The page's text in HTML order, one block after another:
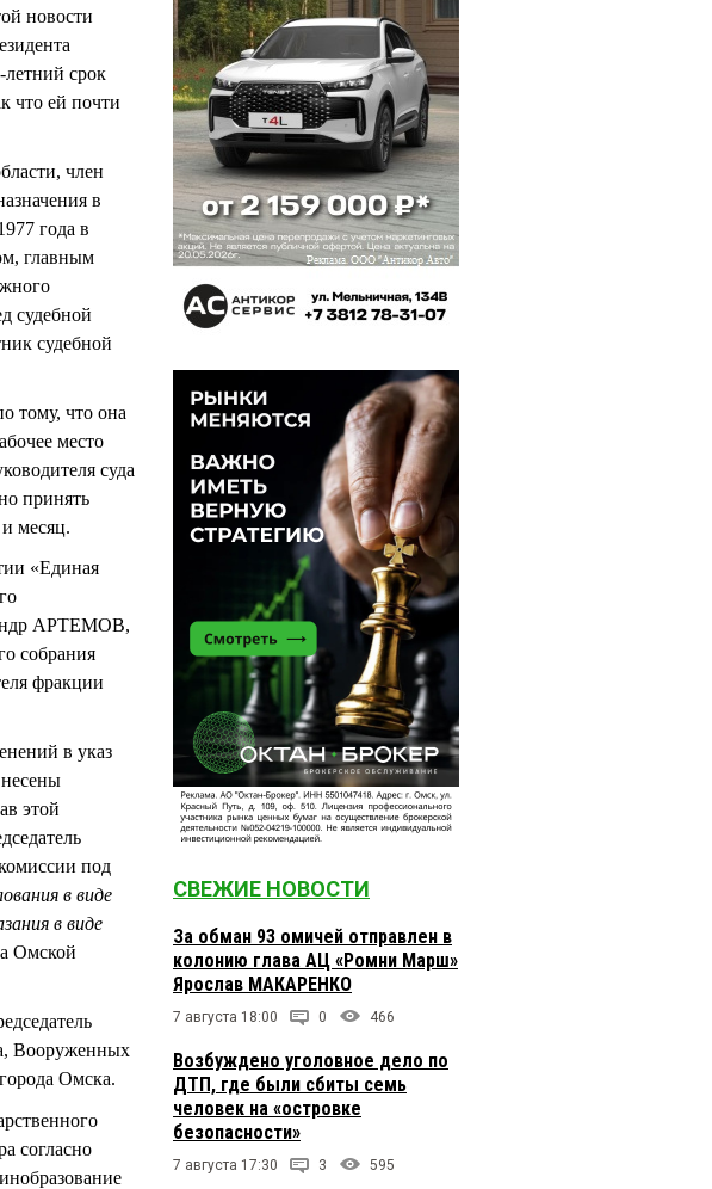
новости
срок
что ей почти
член
в
года в
главным
судебной
судебной
тому, что она
место
суда
принять
месяц.
«Единая
АРТЕМОВ,
собрания
фракции
в указ
этой
под
в виде
в виде
Омской
Вооруженных
Омска.
согласно
СВЕЖИЕ НОВОСТИ
За обман 93 омичей отправлен в
колонию глава АЦ «Ромни Марш»
Ярослав МАКАРЕНКО
7 августа 18:00 0 466
Возбуждено уголовное дело по
ДТП, где были сбиты семь
человек на «островке
безопасности»
7 августа 17:30 3 595